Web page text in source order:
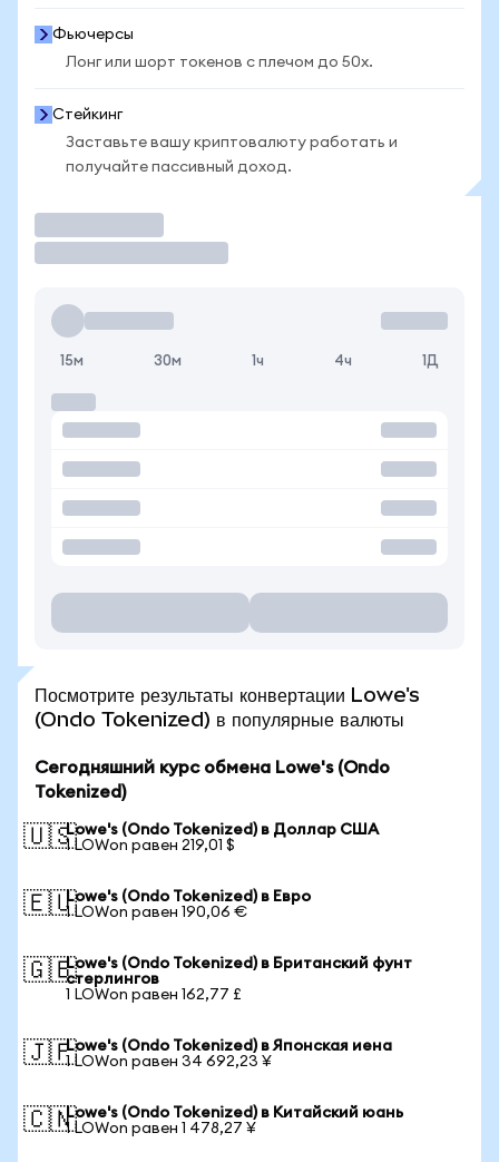
Фьючерсы
Лонг или шорт токенов с плечом до 50x.
Стейкинг
Заставьте вашу криптовалюту работать и
получайте пассивный доход.
15м 30м 1ч 4ч 1Д
Посмотрите результаты конвертации Lowe's
(Ondo Tokenized) в популярные валюты
Сегодняшний курс обмена Lowe's (Ondo
Tokenized)
🇺🇸Lowe's (Ondo Tokenized) в Доллар США
1 LOWon равен 219,01 $
🇪🇺Lowe's (Ondo Tokenized) в Евро
1 LOWon равен 190,06 €
🇬🇧Lowe's (Ondo Tokenized) в Британский фунт
стерлингов
1 LOWon равен 162,77 £
🇯🇵Lowe's (Ondo Tokenized) в Японская иена
1 LOWon равен 34 692,23 ¥
🇨🇳Lowe's (Ondo Tokenized) в Китайский юань
1 LOWon равен 1 478,27 ¥